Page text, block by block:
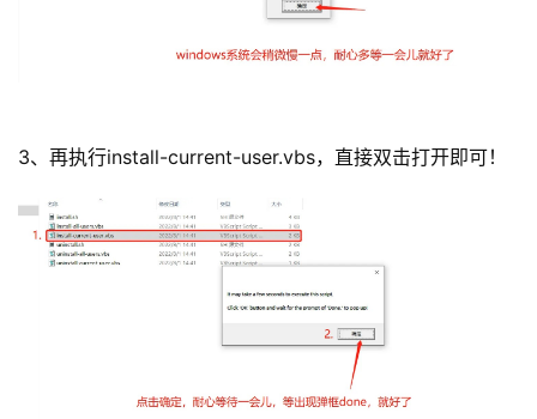
3、再执行install-current-user.vbs，直接双击打开即可！